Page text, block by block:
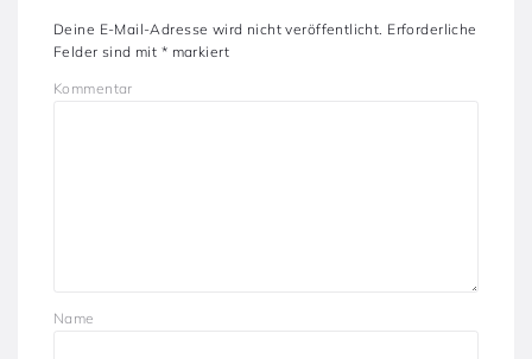
Deine E-Mail-Adresse wird nicht veröffentlicht. Erforderliche
Felder sind mit * markiert
Kommentar
Name